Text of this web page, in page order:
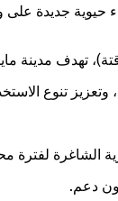
جديدة
تنوع
الشاغرة
دعم.